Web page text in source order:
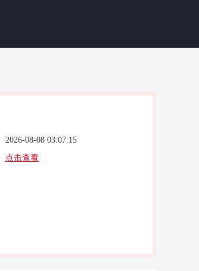
2026-08-08 03:07:15
点击查看